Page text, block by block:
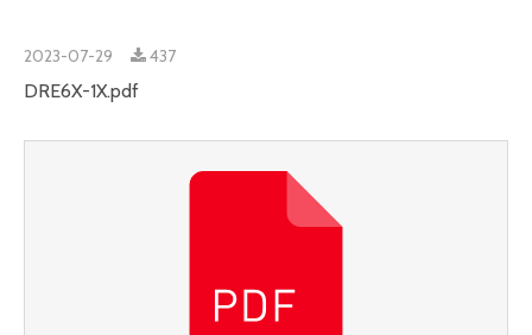
2023-07-29 437
DRE6X-1X.pdf